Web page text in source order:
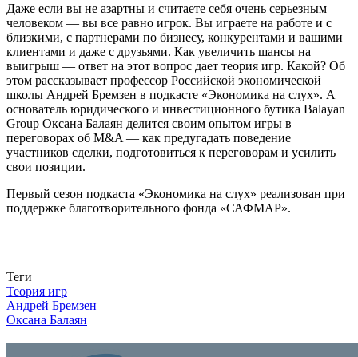
Даже если вы не азартны и считаете себя очень серьезным
человеком — вы все равно игрок. Вы играете на работе и с
близкими, с партнерами по бизнесу, конкурентами и вашими
клиентами и даже с друзьями. Как увеличить шансы на
выигрыш — ответ на этот вопрос дает теория игр. Какой? Об
этом рассказывает профессор Российской экономической
школы Андрей Бремзен в подкасте «Экономика на слух». А
основатель юридического и инвестиционного бутика Balayan
Group Оксана Балаян делится своим опытом игры в
переговорах об M&A — как предугадать поведение
участников сделки, подготовиться к переговорам и усилить
свои позиции.
Первый сезон подкаста «Экономика на слух» реализован при
поддержке благотворительного фонда «САФМАР».
Теги
Теория игр
Андрей Бремзен
Оксана Балаян